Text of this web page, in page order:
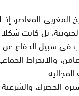
المغربي المعاصر،
بل كانت شكلا
في سبيل الدفاع عن
والانخراط
الخضراء،